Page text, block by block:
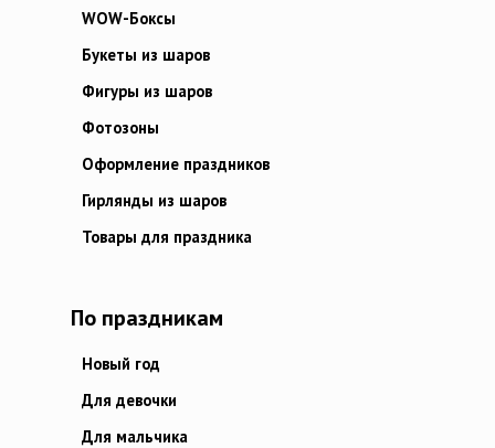
WOW-Боксы
Букеты из шаров
Фигуры из шаров
Фотозоны
Оформление праздников
Гирлянды из шаров
Товары для праздника
По праздникам
Новый год
Для девочки
Для мальчика